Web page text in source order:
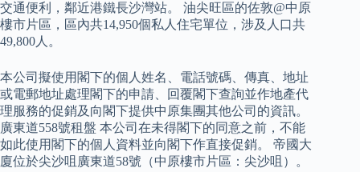
交通便利，鄰近港鐵長沙灣站。 油尖旺區的佐敦@中原
樓市片區，區內共14,950個私人住宅單位，涉及人口共
49,800人。
本公司擬使用閣下的個人姓名、電話號碼、傳真、地址
或電郵地址處理閣下的申請、回覆閣下查詢並作地產代
理服務的促銷及向閣下提供中原集團其他公司的資訊。
廣東道558號租盤 本公司在未得閣下的同意之前，不能
如此使用閣下的個人資料並向閣下作直接促銷。 帝國大
廈位於尖沙咀廣東道58號（中原樓市片區：尖沙咀）。